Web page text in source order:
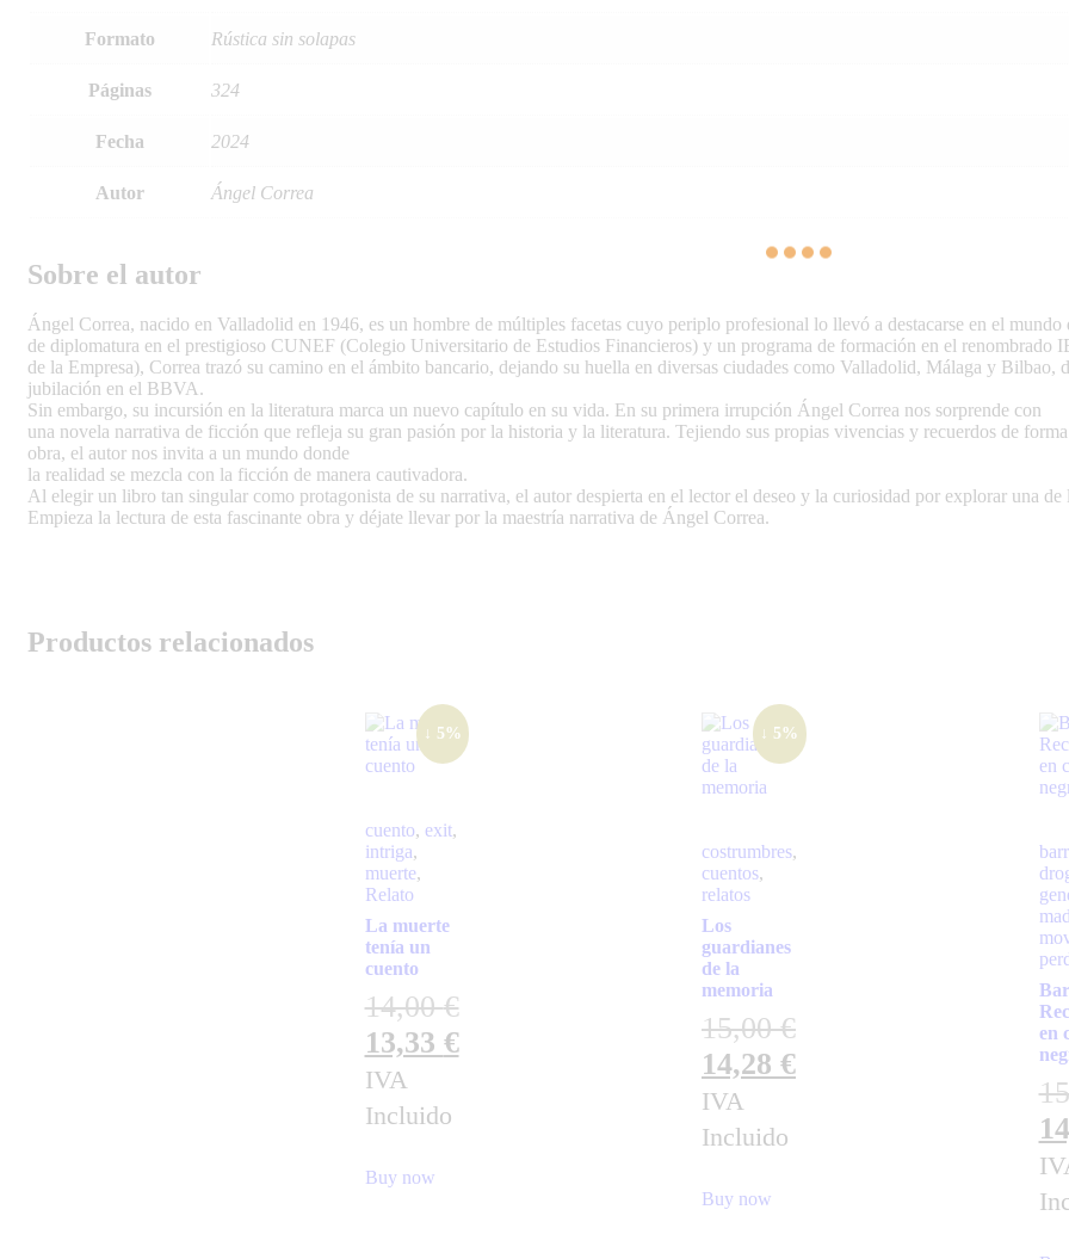
Formato Rústica sin solapas
Páginas 324
Fecha 2024
Autor Ángel Correa
Sobre el autor
Ángel Correa, nacido en Valladolid en 1946, es un hombre de múltiples facetas cuyo periplo profesional lo llevó a destacarse en el
de diplomatura en el prestigioso CUNEF (Colegio Universitario de Estudios Financieros) y un programa de formación en el renombrado
de la Empresa), Correa trazó su camino en el ámbito bancario, dejando su huella en diversas ciudades como Valladolid, Málaga y Bilbao,
jubilación en el BBVA.
Sin embargo, su incursión en la literatura marca un nuevo capítulo en su vida. En su primera irrupción Ángel Correa nos sorprende con
una novela narrativa de ficción que refleja su gran pasión por la historia y la literatura. Tejiendo sus propias vivencias y recuerdos de
obra, el autor nos invita a un mundo donde
la realidad se mezcla con la ficción de manera cautivadora.
Al elegir un libro tan singular como protagonista de su narrativa, el autor despierta en el lector el deseo y la curiosidad por explorar una de
Empieza la lectura de esta fascinante obra y déjate llevar por la maestría narrativa de Ángel Correa.
Productos relacionados
↓ 5%
cuento, exit,
intriga,
muerte,
Relato
La muerte
tenía un
cuento
14,00€
13,33 €
IVA
Incluido
Buy now
↓ 5%
costrumbres,
cuentos,
relatos
Los
guardianes
de la
memoria
15,00€
14,28 €
IVA
Incluido
Buy now
en